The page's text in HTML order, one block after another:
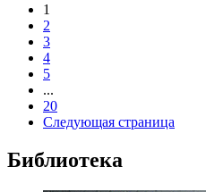
1
2
3
4
5
...
20
Следующая страница
Библиотека